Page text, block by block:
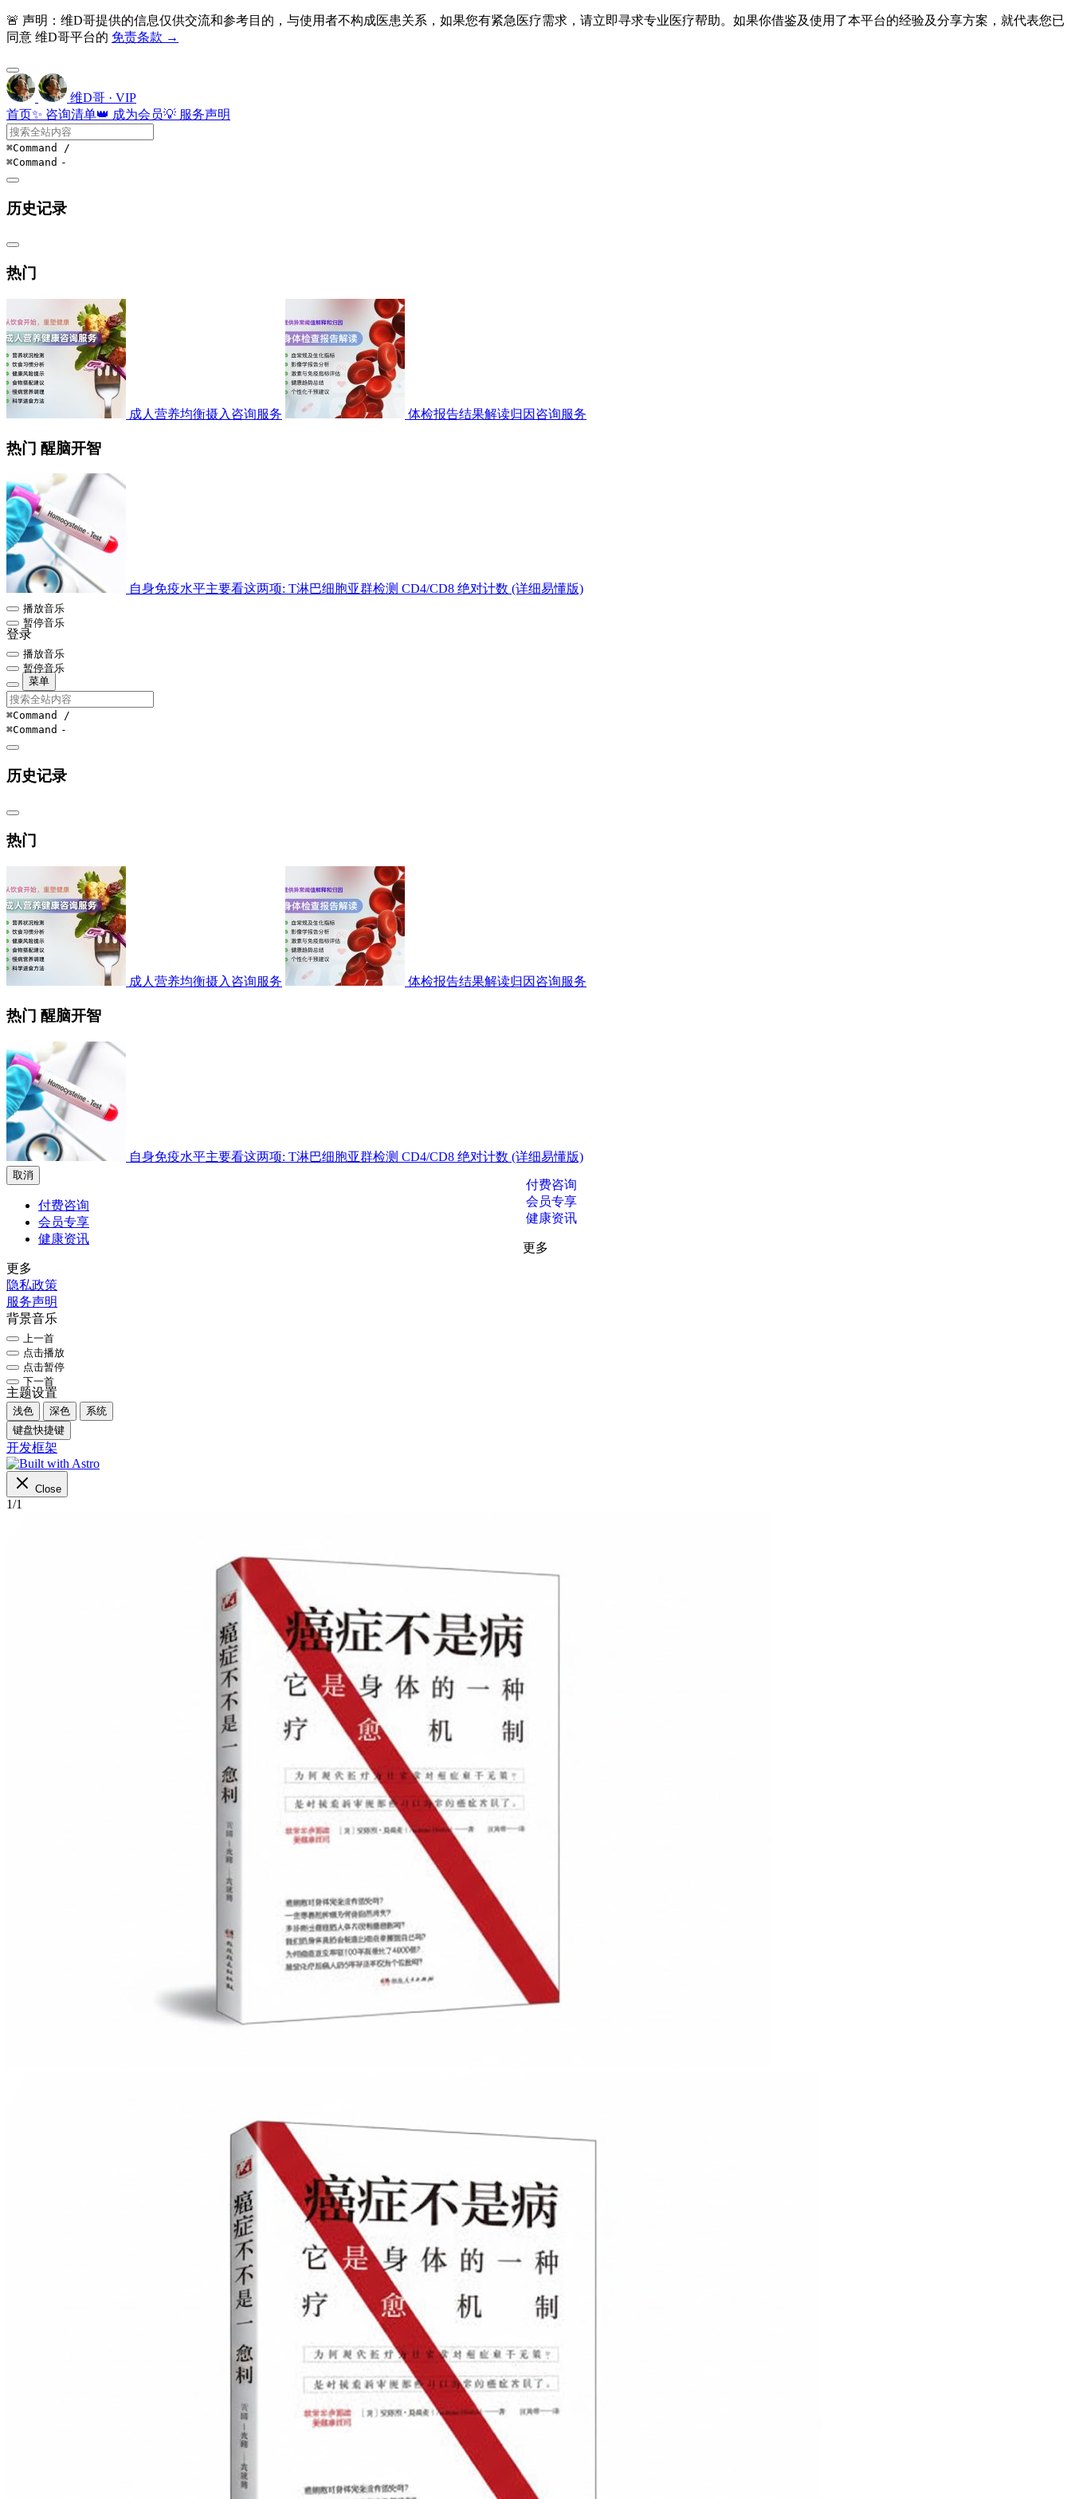
🚨 声明：维D哥提供的信息仅供交流和参考目的，与使用者不构成医患关系，如果您有紧急医疗需求，请立即寻求专业医疗帮助。如果你借鉴及使用了本平台的经验及分享方案，就代表您已
同意 维D哥平台的 免责条款 →
维D哥 · VIP
首页✨ 咨询清单👑 成为会员💡 服务声明
⌘Command /
⌘Command -
历史记录
热门
成人营养均衡摄入咨询服务 体检报告结果解读归因咨询服务
热门 醒脑开智
自身免疫水平主要看这两项: T淋巴细胞亚群检测 CD4/CD8 绝对计数 (详细易懂版)
播放音乐
暂停音乐
登录
播放音乐
暂停音乐
菜单
⌘Command /
⌘Command -
历史记录
热门
成人营养均衡摄入咨询服务 体检报告结果解读归因咨询服务
热门 醒脑开智
自身免疫水平主要看这两项: T淋巴细胞亚群检测 CD4/CD8 绝对计数 (详细易懂版)
取消
付费咨询
付费咨询
会员专享
会员专享
健康资讯
健康资讯
更多
更多
隐私政策
服务声明
背景音乐
上一首
点击播放
点击暂停
下一首
主题设置
浅色 深色
系统
键盘快捷键
开发框架
Close
1/1